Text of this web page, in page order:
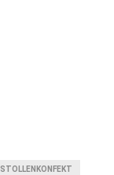
STOLLENKONFEKT